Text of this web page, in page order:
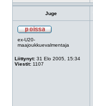
Juge
ex-U20-
maajoukkuevalmentaja
Liittynyt: 31 Elo 2005, 15:34
Viestit: 1107